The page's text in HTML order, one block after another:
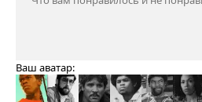
Ваш аватар: